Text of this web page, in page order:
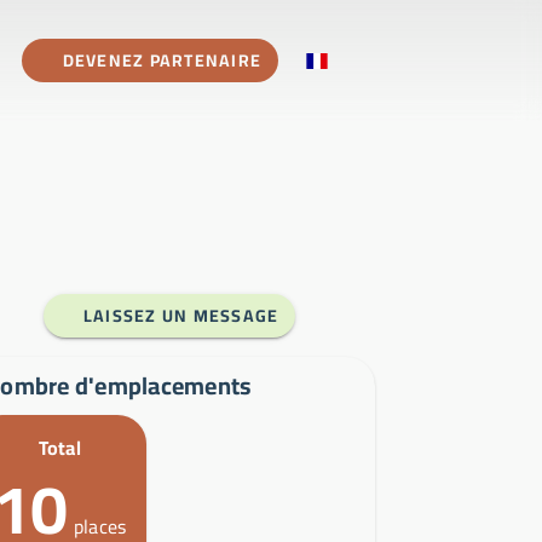
DEVENEZ PARTENAIRE
LAISSEZ UN MESSAGE
d'emplacements
Total
places